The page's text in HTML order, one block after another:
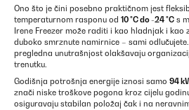
Ono što je čini posebno praktičnom jest
temperaturnom rasponu od 10 °C do -24 °C s
Irene Freezer može raditi i kao hladnjak i kao
duboko smrznute namirnice – sami
pregledna unutrašnjost olakšavaju
trenutku.
Godišnja potrošnja energije iznosi samo 94
znači niske troškove pogona kroz cijelu
osiguravaju stabilan položaj čak i na